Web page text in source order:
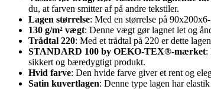
du, at farven smitter af på andre tekstiler.
Lagen størrelse: Med en størrelse på
130 g/m² vægt: Denne vægt gør lagnet let og
Trådtal 220: Med et trådtal på 220 er dette
STANDARD 100 by OEKO-TEX®-mærket:
sikkert og bæredygtigt produkt.
Hvid farve: Den hvide farve giver et rent og
Satin kuvertlagen: Denne type lagen har